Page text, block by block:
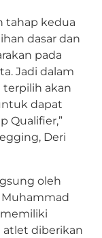
tahap kedua
dasar dan
pada
Jadi dalam
akan
dapat
Qualifier,”
Deri
oleh
Muhammad
memiliki
atlet diberikan